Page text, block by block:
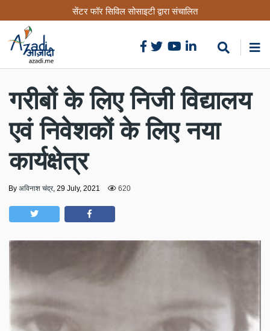
to
content
सेंटर फॉर सिविल सोसाइटी द्वारा संचालित
गरीबों के लिए निजी विद्यालय
एवं निवेशकों के लिए नया
कार्यक्षेत्र
By अविनाश चंद्र, 29 July, 2021 620